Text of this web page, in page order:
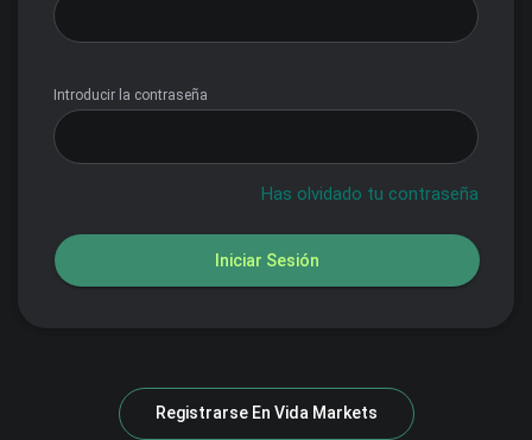
Introducir la contraseña
Has olvidado tu contraseña
Iniciar Sesión
Registrarse En Vida Markets